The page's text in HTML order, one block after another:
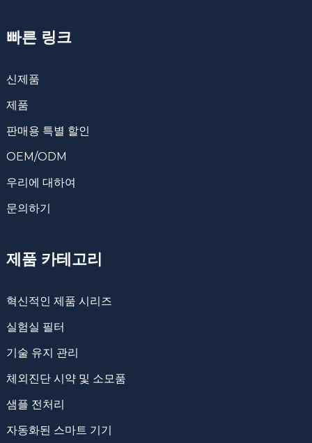
빠른 링크
신제품
제품
판매용 특별 할인
OEM/ODM
우리에 대하여
문의하기
제품 카테고리
혁신적인 제품 시리즈
실험실 필터
기술 유지 관리
체외진단 시약 및 소모품
샘플 전처리
자동화된 스마트 기기